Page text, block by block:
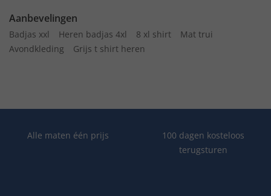
Aanbevelingen
Badjas xxl Heren badjas 4xl 8 xl shirt
Mat trui
Avondkleding
Grijs t shirt heren
Alle maten één prijs
100 dagen kosteloos
terugsturen